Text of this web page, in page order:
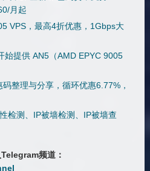
月起
VPS，最高4折优惠，1Gbps大
始提供 AN5（AMD EPYC 9005
整理与分享，循环优惠6.77%，
检测、IP被墙检测、IP被墙查
频道：